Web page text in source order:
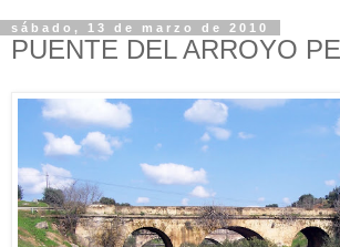
sábado, 13 de marzo de 2010
PUENTE DEL ARROYO